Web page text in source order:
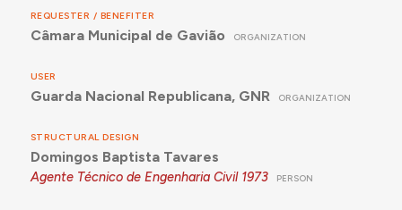
REQUESTER / BENEFITER
Câmara Municipal de Gavião ORGANIZATION
USER
Guarda Nacional Republicana, GNR ORGANIZATION
STRUCTURAL DESIGN
Domingos Baptista Tavares
Agente Técnico de Engenharia Civil 1973 PERSON